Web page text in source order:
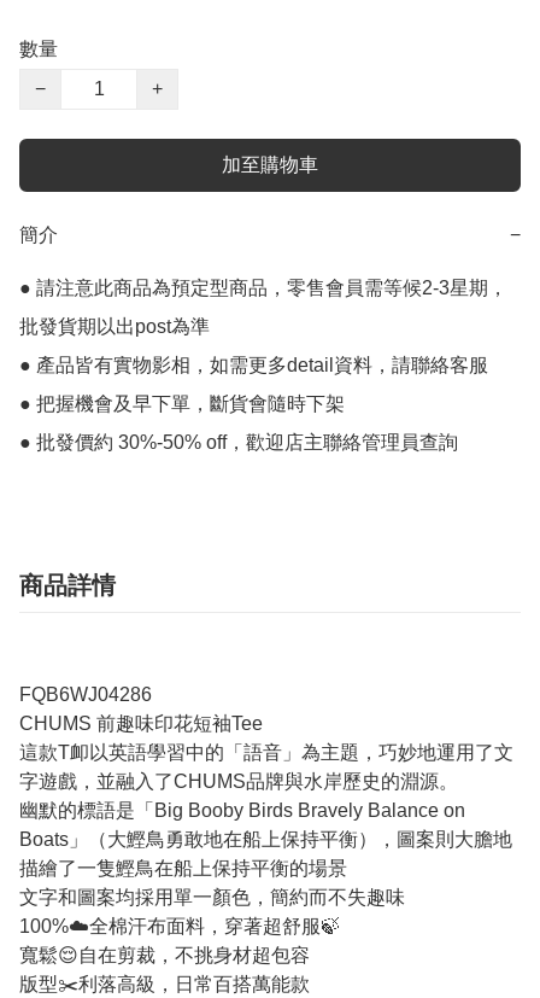
數量
−
+
加至購物車
簡介 −
● 請注意此商品為預定型商品，零售會員需等候2-3星期，
批發貨期以出post為準
● 產品皆有實物影相，如需更多detail資料，請聯絡客服
● 把握機會及早下單，斷貨會隨時下架
商品詳情
FQB6WJ04286
CHUMS 前趣味印花短袖Tee
這款T卹以英語學習中的「語音」為主題，巧妙地運用了文
字遊戲，並融入了CHUMS品牌與水岸歷史的淵源。
幽默的標語是「Big Booby Birds Bravely Balance on
Boats」（大鰹鳥勇敢地在船上保持平衡），圖案則大膽地
描繪了一隻鰹鳥在船上保持平衡的場景
文字和圖案均採用單一顏色，簡約而不失趣味
100%☁️全棉汗布面料，穿著超舒服🍃
寬鬆😌自在剪裁，不挑身材超包容
版型✂️利落高級，日常百搭萬能款